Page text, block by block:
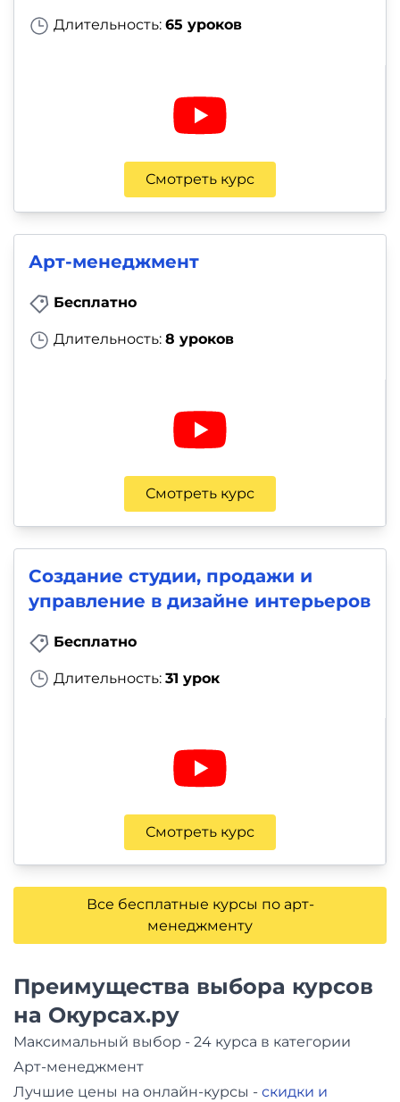
Длительность: 65 уроков
Смотреть курс
Арт-менеджмент
Бесплатно
Длительность: 8 уроков
Смотреть курс
Создание студии, продажи и
управление в дизайне интерьеров
Бесплатно
Длительность: 31 урок
Смотреть курс
Все бесплатные курсы по арт-
менеджменту
Преимущества выбора курсов
на Окурсах.ру
Максимальный выбор - 24 курса в категории
Арт-менеджмент
Лучшие цены на онлайн-курсы - скидки и